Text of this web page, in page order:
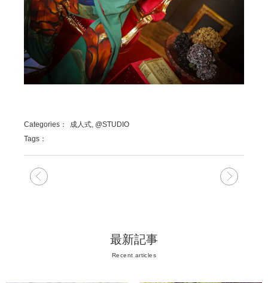
Categories：
成人式, @STUDIO
Tags：
最新記事
Recent articles